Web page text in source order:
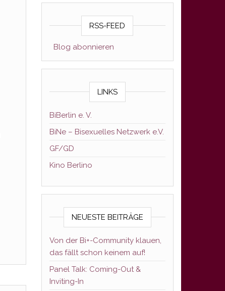
RSS-FEED
Blog abonnieren
LINKS
BiBerlin e. V.
BiNe – Bisexuelles Netzwerk e.V.
GF/GD
Kino Berlino
NEUESTE BEITRÄGE
Von der Bi+-Community klauen,
das fällt schon keinem auf!
Panel Talk: Coming-Out &
Inviting-In